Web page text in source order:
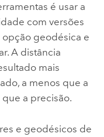
é usar a
com versões
geodésica e
A distância
mais
a menos que a
a precisão.
e geodésicos de